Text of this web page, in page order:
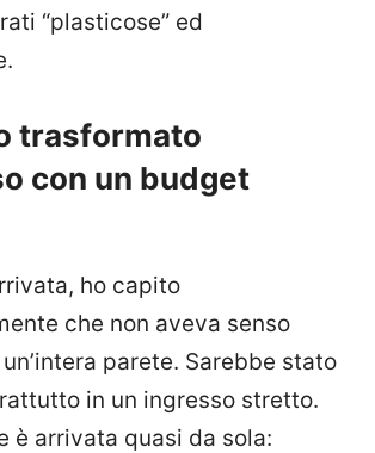
“plasticose” ed
trasformato
con un budget
ho capito
che non aveva senso
parete. Sarebbe stato
in un ingresso stretto.
è arrivata quasi da sola: